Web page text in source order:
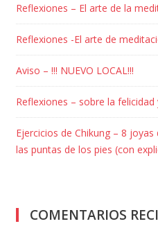
Reflexiones – El arte de la
Reflexiones -El arte de
Aviso – !!! NUEVO LOCAL!!!
Reflexiones – sobre la felicidad
Ejercicios de Chikung – 8
las puntas de los pies (con
COMENTARIOS